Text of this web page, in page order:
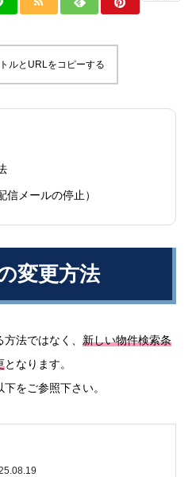
ルとURLをコピーする
メールの停止）
変更方法
法ではなく、 新しい物件検索条
となります。
をご参照下さい。